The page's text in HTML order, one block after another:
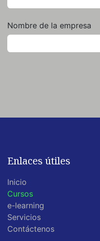
Nombre de la empresa
Enlaces útiles
Inicio
Cursos
e-learning
Servicios
Contáctenos